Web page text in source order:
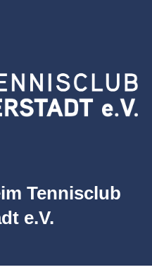
Tennisclub
e.V.